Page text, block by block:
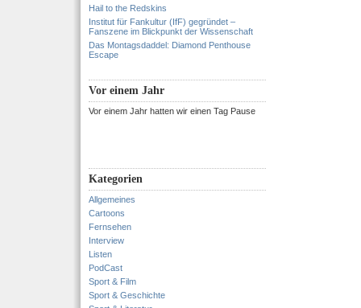
Hail to the Redskins
Institut für Fankultur (IfF) gegründet –
Fanszene im Blickpunkt der Wissenschaft
Das Montagsdaddel: Diamond Penthouse
Escape
Vor einem Jahr
Vor einem Jahr hatten wir einen Tag Pause
Kategorien
Allgemeines
Cartoons
Fernsehen
Interview
Listen
PodCast
Sport & Film
Sport & Geschichte